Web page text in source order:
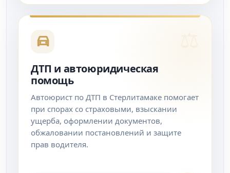
ДТП и автоюридическая
помощь
Автоюрист по ДТП в Стерлитамаке помогает
при спорах со страховыми, взыскании
ущерба, оформлении документов,
обжаловании постановлений и защите
прав водителя.